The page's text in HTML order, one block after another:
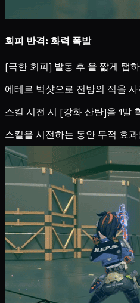
회피 반격: 화력 폭발
[극한 회피] 발동 후 을 짧게 탭
에테르 벅샷으로 전방의 적을 사
스킬 시전 시 [강화 산탄]을 1발
스킬을 시전하는 동안 무적 효